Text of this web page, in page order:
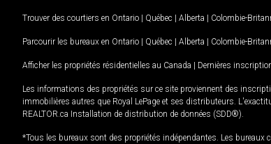
Trouver des courtiers en Ontario | Québec | Alberta | Colombie-
Parcourir les bureaux en Ontario | Québec | Alberta | Colombie-
Afficher les propriétés résidentielles au Canada | Dernières
Les informations des propriétés sur ce site proviennent des
immobilières autres que Royal LePage et ses distributeurs.
REALTOR.ca Installation de distribution de données (SDD®).
*Tous les bureaux sont des propriétés indépendantes. Les bureaux